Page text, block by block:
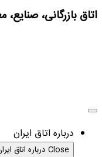
اتاق بازرگانی،
درباره اتاق ایران
Close درباره اتاق ایران